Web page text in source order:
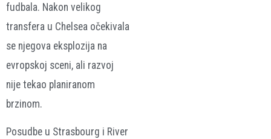
fudbala. Nakon velikog
transfera u Chelsea očekivala
se njegova eksplozija na
evropskoj sceni, ali razvoj
nije tekao planiranom
brzinom.
Posudbe u Strasbourg i River